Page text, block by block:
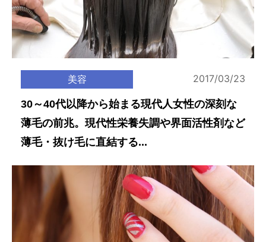
美容 2017/03/23
30～40代以降から始まる現代人女性の深刻な
薄毛の前兆。現代性栄養失調や界面活性剤など
薄毛・抜け毛に直結する...